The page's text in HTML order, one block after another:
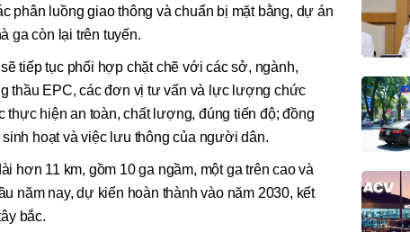
phân luồng giao thông và chuẩn bị mặt bằng, dự án
ga còn lại trên tuyến.
tiếp tục phối hợp chặt chẽ với các sở, ngành,
thầu EPC, các đơn vị tư vấn và lực lượng chức
thực hiện an toàn, chất lượng, đúng tiến độ; đồng
hoạt và việc lưu thông của người dân.
hơn 11 km, gồm 10 ga ngầm, một ga trên cao và
năm nay, dự kiến hoàn thành vào năm 2030, kết
bắc.